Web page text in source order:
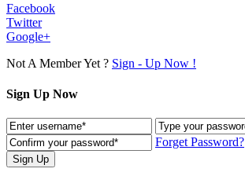
Facebook
Twitter
Google+
Not A Member Yet ? Sign - Up Now !
Sign Up Now
Forget Password?